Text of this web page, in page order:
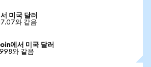
미국 달러
와 같음
에서 미국 달러
와 같음